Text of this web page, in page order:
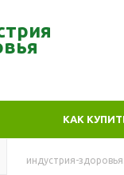
КАК
индустрия-